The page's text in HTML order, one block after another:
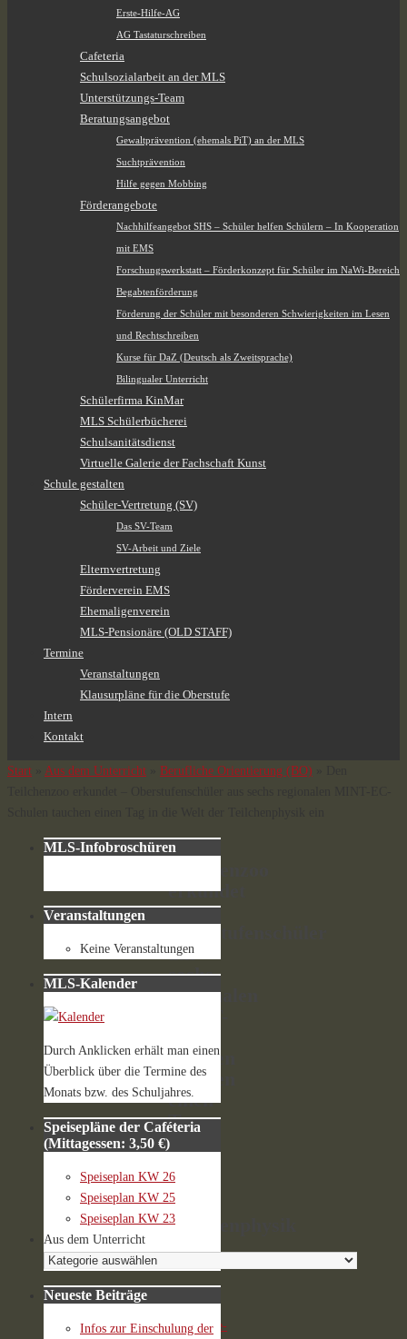
Erste-Hilfe-AG
AG Tastaturschreiben
Cafeteria
Schulsozialarbeit an der MLS
Unterstützungs-Team
Beratungsangebot
Gewaltprävention (ehemals PiT) an der MLS
Suchtprävention
Hilfe gegen Mobbing
Förderangebote
Nachhilfeangebot SHS – Schüler helfen Schülern – In Kooperation
mit EMS
Forschungswerkstatt – Förderkonzept für Schüler im NaWi-Bereich
Begabtenförderung
Förderung der Schüler mit besonderen Schwierigkeiten im Lesen
und Rechtschreiben
Kurse für DaZ (Deutsch als Zweitsprache)
Bilingualer Unterricht
Schülerfirma KinMar
MLS Schülerbücherei
Schulsanitätsdienst
Virtuelle Galerie der Fachschaft Kunst
Schule gestalten
Schüler-Vertretung (SV)
Das SV-Team
SV-Arbeit und Ziele
Elternvertretung
Förderverein EMS
Ehemaligenverein
MLS-Pensionäre (OLD STAFF)
Termine
Veranstaltungen
Klausurpläne für die Oberstufe
Intern
Kontakt
Start Aus dem Unterricht Berufliche Orientierung (BO)
Den
erkundet
–
aus
sechs
regionalen
Schulen
tauchen
einen
Tag
in
Welt
der
Teilchenphysik
ein
Von
Homepage-
MLS-Infobroschüren
Veranstaltungen
Keine Veranstaltungen
MLS-Kalender
Durch Anklicken erhält man einen
Überblick über die Termine des
Monats bzw. des Schuljahres.
Speisepläne der Caféteria
(Mittagessen: 3,50 €)
Speiseplan KW 26
Speiseplan KW 25
Speiseplan KW 23
Aus dem Unterricht
Neueste Beiträge
Infos zur Einschulung der